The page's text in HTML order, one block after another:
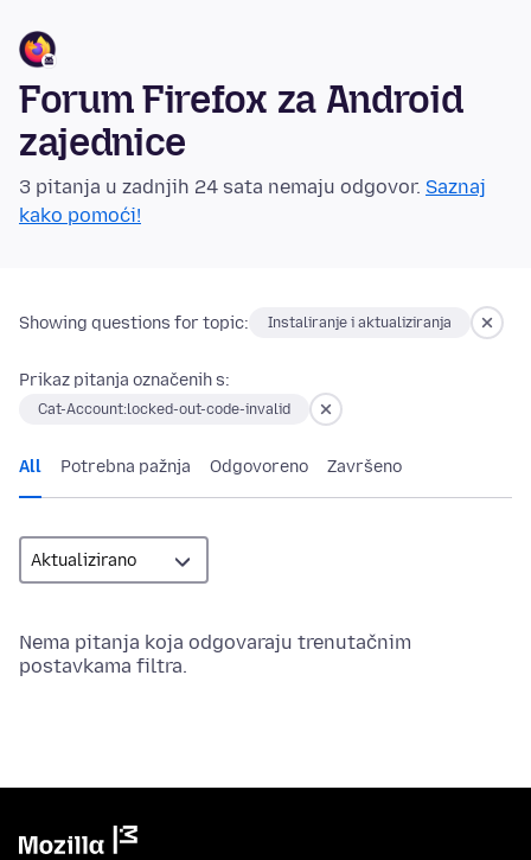
Forum Firefox za Android
zajednice
3 pitanja u zadnjih 24 sata nemaju odgovor. Saznaj
kako pomoći!
Showing questions for topic: Instaliranje i aktualiziranja
Prikaz pitanja označenih s:
Cat-Account:locked-out-code-invalid
All Potrebna pažnja Odgovoreno Završeno
Nema pitanja koja odgovaraju trenutačnim
postavkama filtra.